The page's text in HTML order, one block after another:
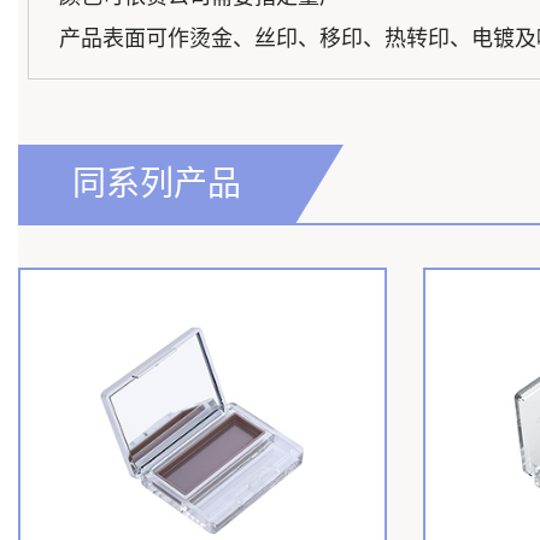
产品表面可作烫金、丝印、移印、热转印、电镀
同系列产品